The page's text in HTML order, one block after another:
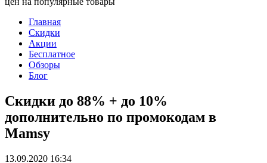
Главная
Скидки
Акции
Бесплатное
Обзоры
Блог
Скидки до 88% + до 10%
дополнительно по промокодам в
Mamsy
13.09.2020 16:34